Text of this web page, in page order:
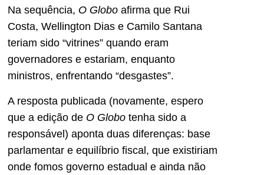
Na sequência, O Globo afirma que Rui
Costa, Wellington Dias e Camilo Santana
teriam sido “vitrines” quando eram
governadores e estariam, enquanto
ministros, enfrentando “desgastes”.
A resposta publicada (novamente, espero
que a edição de O Globo tenha sido a
responsável) aponta duas diferenças: base
parlamentar e equilíbrio fiscal, que existiriam
onde fomos governo estadual e ainda não